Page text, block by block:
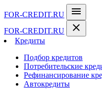
FOR-CREDIT.RU menu
FOR-CREDIT.RU close
Кредиты
Подбор кредитов
Потребительские
Рефинансирование
Автокредиты